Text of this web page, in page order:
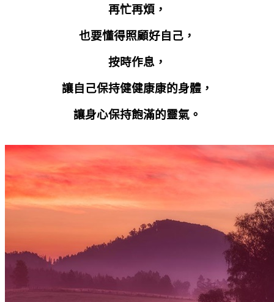
再忙再煩，
也要懂得照顧好自己，
按時作息，
讓自己保持健健康康的身體，
讓身心保持飽滿的靈氣。